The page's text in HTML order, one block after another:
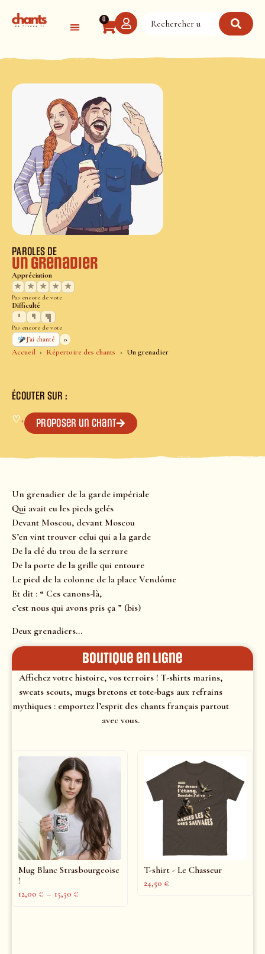
0
Accueil Répertoire des chants Un grenadier
PAROLES DE
Un grenadier
Appréciation
★
★ ★ ★ ★
Pas encore de vote
Difficulté
Pas encore de vote
J’ai chanté
0
ÉCOUTER SUR :
♡+ Proposer un chant
Un grenadier de la garde impériale
Qui avait eu les pieds gelés
Devant Moscou, devant Moscou
S’en vint trouver celui qui a la garde
De la clé du trou de la serrure
De la porte de la grille qui entoure
Le pied de la colonne de la place Vendôme
Et dit : “ Ces canons-là,
c’est nous qui avons pris ça ” (bis)
Deux grenadiers…
Boutique en ligne
Affichez votre histoire, vos terroirs ! T-shirts marins,
sweats scouts, mugs bretons et tote-bags aux refrains
mythiques : emportez l’esprit des chants français partout
avec vous.
Mug Blanc Strasbourgeoise
!
12,00 € – 15,50 €
T-shirt - Le Chasseur
24,50 €